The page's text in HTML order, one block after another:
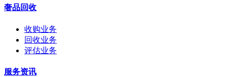
奢品回收
收购业务
回收业务
评估业务
服务资讯